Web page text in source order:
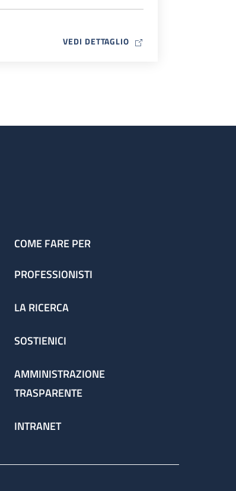
VEDI DETTAGLIO MAP ICON
COME FARE PER
PROFESSIONISTI
LA RICERCA
SOSTIENICI
AMMINISTRAZIONE
TRASPARENTE
INTRANET